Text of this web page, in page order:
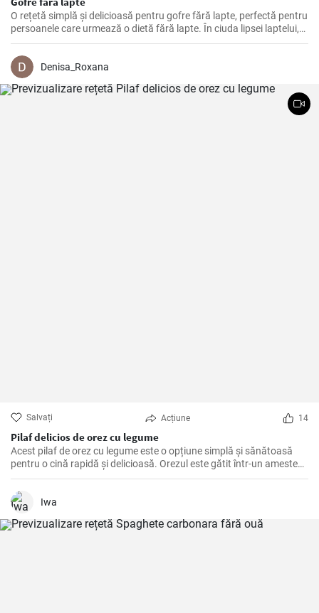
O rețetă simplă și delicioasă pentru gofre fără lapte, perfectă pentru
persoanele care urmează o dietă fără lapte. În ciuda lipsei laptelui,
gofrele sunt extrem de crocante și delicioase.
Denisa_Roxana
Salvați Acțiune 14
Pilaf delicios de orez cu legume
Acest pilaf de orez cu legume este o opțiune simplă și sănătoasă
pentru o cină rapidă și delicioasă. Orezul este gătit într-un amestec
aromat de legume, iar adăugarea de legume proaspete aduce o
textură crocantă și un plus de nutrienți.
Iwa